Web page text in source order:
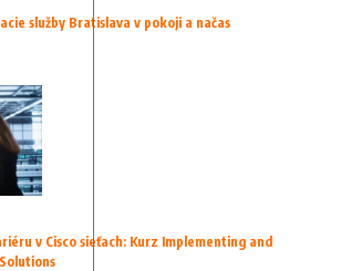
služby Bratislava v pokoji a načas
v Cisco sieťach: Kurz Implementing and